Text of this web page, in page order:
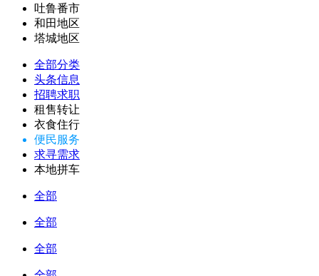
吐鲁番市
和田地区
塔城地区
全部分类
头条信息
招聘求职
租售转让
衣食住行
便民服务
求寻需求
本地拼车
全部
全部
全部